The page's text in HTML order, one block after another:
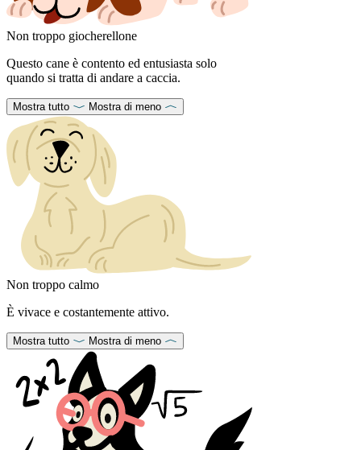
Non troppo giocherellone
Questo cane è contento ed entusiasta solo
quando si tratta di andare a caccia.
Mostra tutto Mostra di meno
Non troppo calmo
È vivace e costantemente attivo.
Mostra tutto Mostra di meno